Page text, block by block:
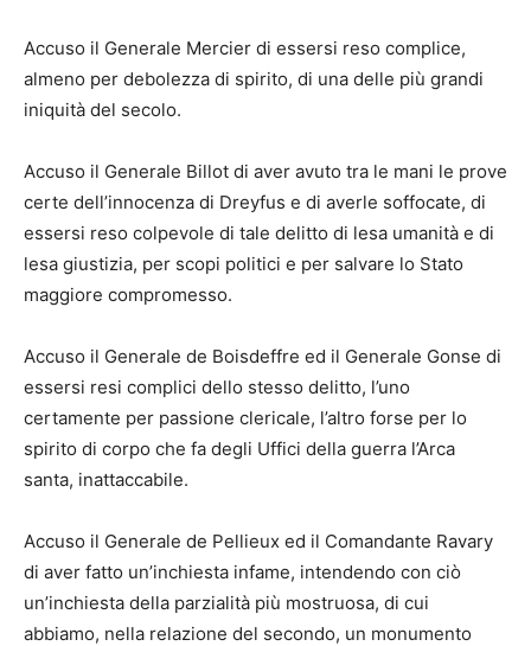
Accuso il Generale Mercier di essersi reso complice,
almeno per debolezza di spirito, di una delle più grandi
iniquità del secolo.
Accuso il Generale Billot di aver avuto tra le mani le prove
certe dell’innocenza di Dreyfus e di averle soffocate, di
essersi reso colpevole di tale delitto di lesa umanità e di
lesa giustizia, per scopi politici e per salvare lo Stato
maggiore compromesso.
Accuso il Generale de Boisdeffre ed il Generale Gonse di
essersi resi complici dello stesso delitto, l’uno
certamente per passione clericale, l’altro forse per lo
spirito di corpo che fa degli Uffici della guerra l’Arca
santa, inattaccabile.
Accuso il Generale de Pellieux ed il Comandante Ravary
di aver fatto un’inchiesta infame, intendendo con ciò
un’inchiesta della parzialità più mostruosa, di cui
abbiamo, nella relazione del secondo, un monumento